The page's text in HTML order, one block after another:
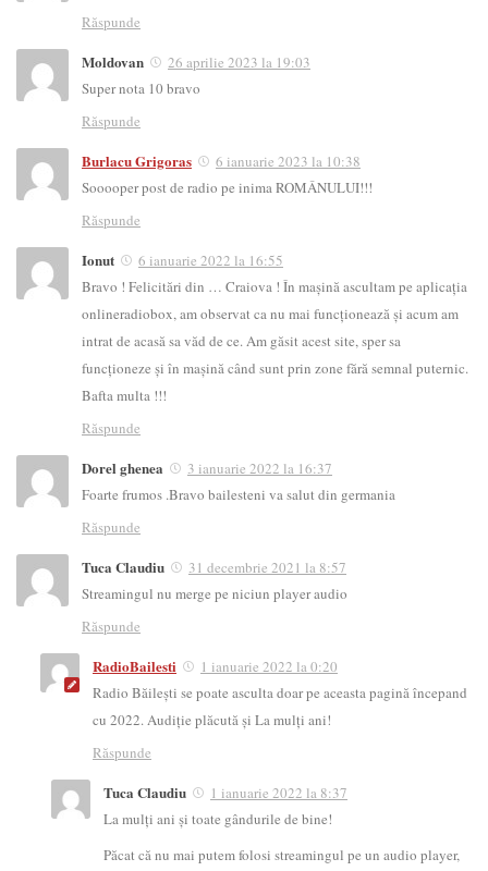
Răspunde
Moldovan
26 aprilie 2023 la 19:03
Super nota 10 bravo
Răspunde
Burlacu Grigoras
6 ianuarie 2023 la 10:38
Sooooper post de radio pe inima ROMÂNULUI!!!
Răspunde
Ionut
6 ianuarie 2022 la 16:55
Bravo ! Felicitări din … Craiova ! În mașină ascultam pe aplicația
onlineradiobox, am observat ca nu mai funcționează și acum am
intrat de acasă sa văd de ce. Am găsit acest site, sper sa
funcționeze și în mașină când sunt prin zone fără semnal puternic.
Bafta multa !!!
Răspunde
Dorel ghenea
3 ianuarie 2022 la 16:37
Foarte frumos .Bravo bailesteni va salut din germania
Răspunde
Tuca Claudiu
31 decembrie 2021 la 8:57
Streamingul nu merge pe niciun player audio
Răspunde
RadioBailesti
1 ianuarie 2022 la 0:20
Radio Băilești se poate asculta doar pe aceasta pagină începand
cu 2022. Audiție plăcută și La mulți ani!
Răspunde
Tuca Claudiu
1 ianuarie 2022 la 8:37
La mulți ani și toate gândurile de bine!
Păcat că nu mai putem folosi streamingul pe un audio player,